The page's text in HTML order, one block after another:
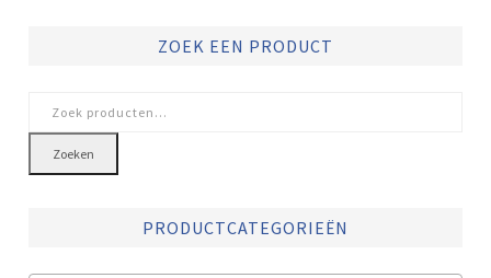
ZOEK EEN PRODUCT
naar:
Zoeken
PRODUCTCATEGORIEËN